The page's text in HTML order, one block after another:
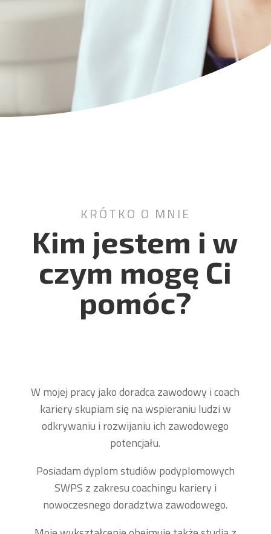
KRÓTKO O MNIE
Kim jestem i w
czym mogę Ci
pomóc?
W mojej pracy jako doradca zawodowy i coach
kariery skupiam się na wspieraniu ludzi w
odkrywaniu i rozwijaniu ich zawodowego
potencjału.
Posiadam dyplom studiów podyplomowych
SWPS z zakresu coachingu kariery i
nowoczesnego doradztwa zawodowego.